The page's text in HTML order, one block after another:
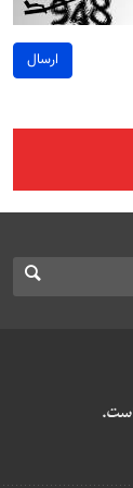
ارسال